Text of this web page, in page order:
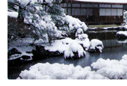
ポ
ッ
ト
2.1
哲学
の道
2.2
法然